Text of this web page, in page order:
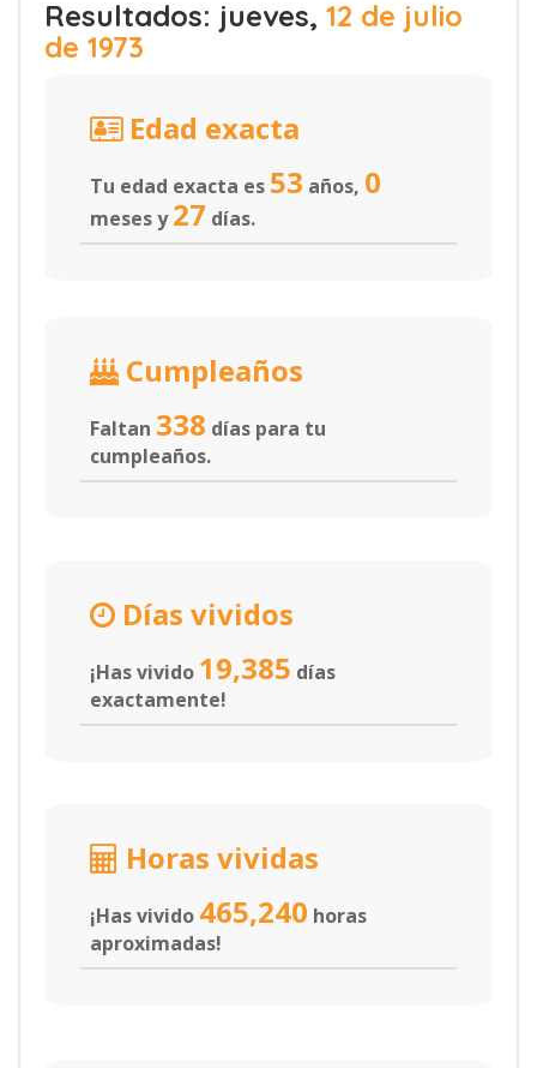
Resultados: jueves, 12 de julio
de 1973
Edad exacta
Tu edad exacta es 53 años, 0
meses y27 días.
Cumpleaños
Faltan 338 días para tu
cumpleaños.
Días vividos
¡Has vivido 19,385 días
exactamente!
Horas vividas
¡Has vivido 465,240 horas
aproximadas!